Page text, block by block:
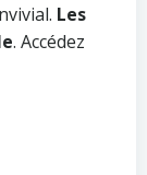
Les
. Accédez